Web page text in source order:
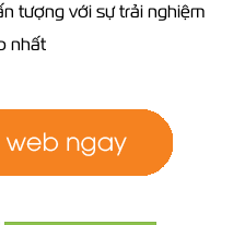
tượng với sự trải nghiệm
nhất